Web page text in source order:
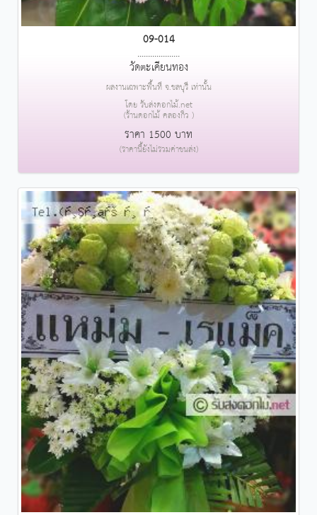
09-014
....................
วัดตะเคียนทอง
ผลงานเฉพาะพื้นที่ จ.ชลบุรี เท่านั้น
โดย รับส่งดอกไม้.net
(ร้านดอกไม้ คลองกิ่ว )
ราคา 1500 บาท
(ราคานี้ยังไม่รวมค่าขนส่ง)